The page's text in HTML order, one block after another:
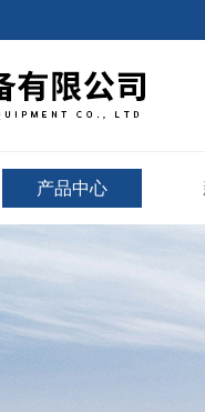
产品中心